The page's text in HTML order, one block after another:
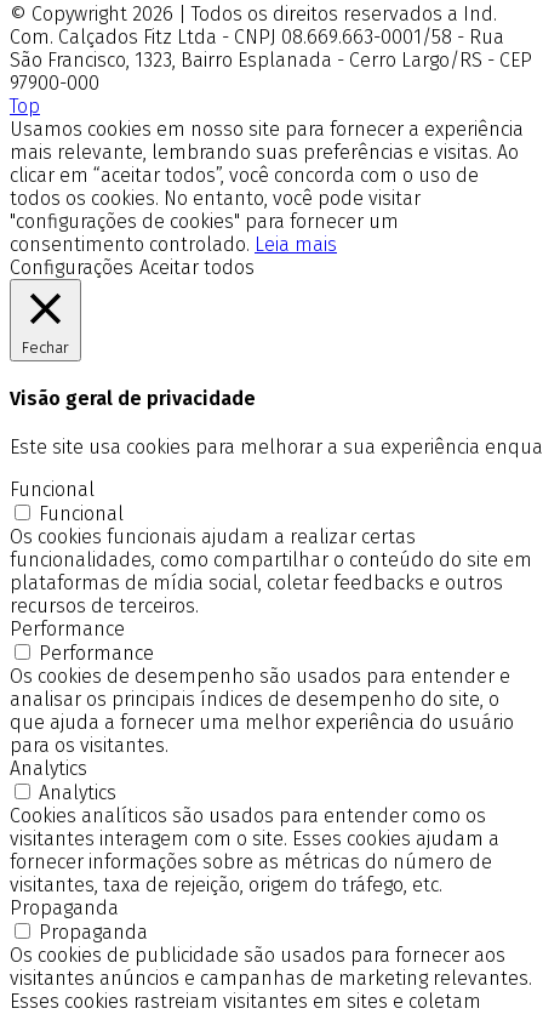
© Copywright 2026 | Todos os direitos reservados a Ind.
Com. Calçados Fitz Ltda - CNPJ 08.669.663-0001/58 - Rua
São Francisco, 1323, Bairro Esplanada - Cerro Largo/RS - CEP
97900-000
Top
Usamos cookies em nosso site para fornecer a experiência
mais relevante, lembrando suas preferências e visitas. Ao
clicar em “aceitar todos”, você concorda com o uso de
todos os cookies. No entanto, você pode visitar
"configurações de cookies" para fornecer um
consentimento controlado. Leia mais
Configurações Aceitar todos
Fechar
Visão geral de privacidade
Este site usa cookies para melhorar a sua experiência
Funcional
Funcional
Os cookies funcionais ajudam a realizar certas
funcionalidades, como compartilhar o conteúdo do site em
plataformas de mídia social, coletar feedbacks e outros
recursos de terceiros.
Performance
Performance
Os cookies de desempenho são usados para entender e
analisar os principais índices de desempenho do site, o
que ajuda a fornecer uma melhor experiência do usuário
para os visitantes.
Analytics
Analytics
Cookies analíticos são usados para entender como os
visitantes interagem com o site. Esses cookies ajudam a
fornecer informações sobre as métricas do número de
visitantes, taxa de rejeição, origem do tráfego, etc.
Propaganda
Propaganda
Os cookies de publicidade são usados para fornecer aos
visitantes anúncios e campanhas de marketing relevantes.
Esses cookies rastreiam visitantes em sites e coletam